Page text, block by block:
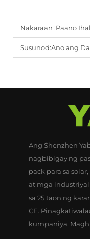
Nakaraan :Paano
Susunod:Ano ang Dapat Hanapin
Ang Shenzhen
nagbibigay ng
pack para sa
at mga
sa 25 taon ng
CE.
kumpaniya.